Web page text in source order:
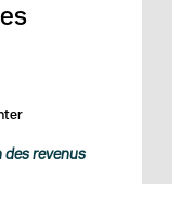
des revenus